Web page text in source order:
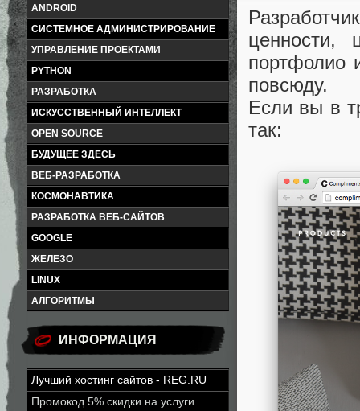
ANDROID
СИСТЕМНОЕ АДМИНИСТРИРОВАНИЕ
УПРАВЛЕНИЕ ПРОЕКТАМИ
PYTHON
РАЗРАБОТКА
ИСКУССТВЕННЫЙ ИНТЕЛЛЕКТ
OPEN SOURCE
БУДУЩЕЕ ЗДЕСЬ
ВЕБ-РАЗРАБОТКА
КОСМОНАВТИКА
РАЗРАБОТКА ВЕБ-САЙТОВ
GOOGLE
ЖЕЛЕЗО
LINUX
АЛГОРИТМЫ
ИНФОРМАЦИЯ
Лучший хостинг сайтов - REG.RU
Промокод 5% скидки на услуги
ценности,
портфолио
повсюду.
Если вы в
так: